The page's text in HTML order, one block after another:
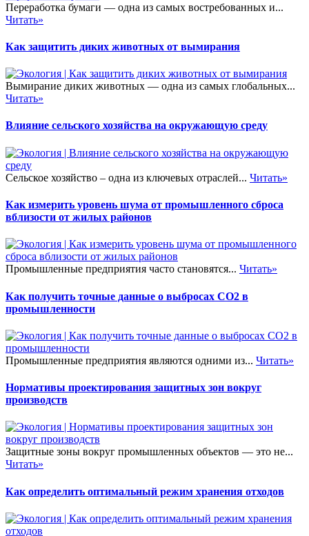
Переработка бумаги — одна из самых востребованных и...
Читать»
Как защитить диких животных от вымирания
Вымирание диких животных — одна из самых глобальных...
Читать»
Влияние сельского хозяйства на окружающую среду
Сельское хозяйство – одна из ключевых отраслей... Читать»
Как измерить уровень шума от промышленного сброса
вблизости от жилых районов
Промышленные предприятия часто становятся... Читать»
Как получить точные данные о выбросах CO2 в
промышленности
Промышленные предприятия являются одними из... Читать»
Нормативы проектирования защитных зон вокруг
производств
Защитные зоны вокруг промышленных объектов — это не...
Читать»
Как определить оптимальный режим хранения отходов